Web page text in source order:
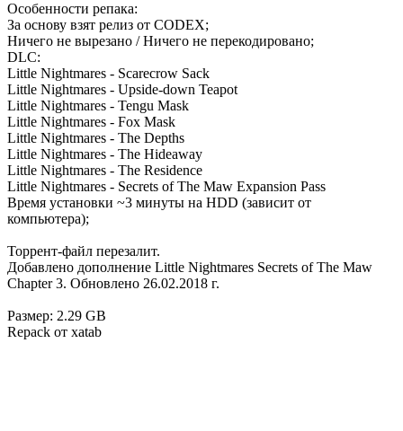
Особенности репака:
За основу взят релиз от CODEX;
Ничего не вырезано / Ничего не перекодировано;
DLC:
Little Nightmares - Scarecrow Sack
Little Nightmares - Upside-down Teapot
Little Nightmares - Tengu Mask
Little Nightmares - Fox Mask
Little Nightmares - The Depths
Little Nightmares - The Hideaway
Little Nightmares - The Residence
Little Nightmares - Secrets of The Maw Expansion Pass
Время установки ~3 минуты на HDD (зависит от
компьютера);
Торрент-файл перезалит.
Добавлено дополнение Little Nightmares Secrets of The Maw
Chapter 3. Обновлено 26.02.2018 г.
Размер: 2.29 GB
Repack от xatab